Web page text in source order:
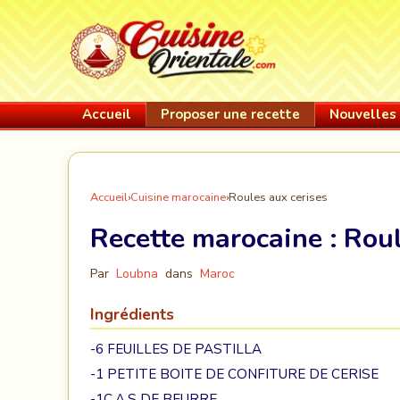
Accueil Proposer une recette
Accueil›Cuisine marocaine›Roules aux cerises
Recette marocaine :
Par Loubna dans Maroc
Ingrédients
-6 FEUILLES DE PASTILLA
-1 PETITE BOITE DE CONFITURE DE CERISE